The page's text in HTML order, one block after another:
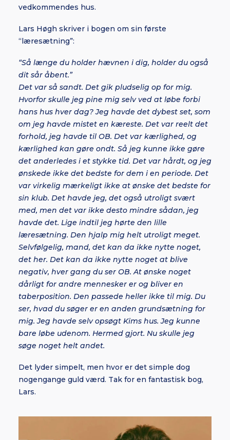
vedkommendes hus.
Lars Høgh skriver i bogen om sin første
“læresætning”:
“Så længe du holder hævnen i dig, holder du også
dit sår åbent.”
Det var så sandt. Det gik pludselig op for mig.
Hvorfor skulle jeg pine mig selv ved at løbe forbi
hans hus hver dag? Jeg havde det dybest set, som
om jeg havde mistet en kæreste. Det var reelt det
forhold, jeg havde til OB. Det var kærlighed, og
kærlighed kan gøre ondt. Så jeg kunne ikke gøre
det anderledes i et stykke tid. Det var hårdt, og jeg
ønskede ikke det bedste for dem i en periode. Det
var virkelig mærkeligt ikke at ønske det bedste for
sin klub. Det havde jeg, det også utroligt svært
med, men det var ikke desto mindre sådan, jeg
havde det. Lige indtil jeg hørte den lille
læresætning. Den hjalp mig helt utroligt meget.
Selvfølgelig, mand, det kan da ikke nytte noget,
det her. Det kan da ikke nytte noget at blive
negativ, hver gang du ser OB. At ønske noget
dårligt for andre mennesker er og bliver en
taberposition. Den passede heller ikke til mig. Du
ser, hvad du søger er en anden grundsætning for
mig. Jeg havde selv opsøgt Kims hus. Jeg kunne
bare løbe udenom. Hermed gjort. Nu skulle jeg
søge noget helt andet.
Det lyder simpelt, men hvor er det simple dog
nogengange guld værd. Tak for en fantastisk bog,
Lars.